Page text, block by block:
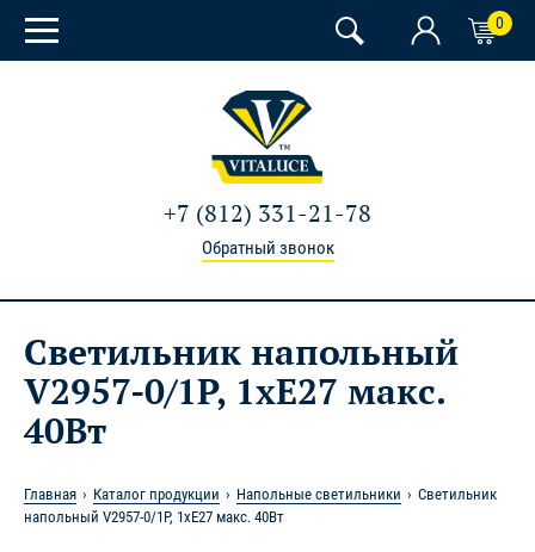
0
+7 (812) 331-21-78
Обратный звонок
Светильник напольный
V2957-0/1P, 1xE27 макс.
40Вт
Главная Каталог продукции Напольные светильники
Светильник
напольный V2957-0/1P, 1xE27 макс. 40Вт